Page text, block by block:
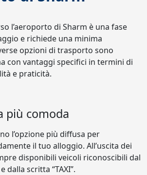
l’aeroporto di Sharm è una fase
e richiede una minima
opzioni di trasporto sono
con vantaggi specifici in termini di
e praticità.
più comoda
l’opzione più diffusa per
il tuo alloggio. All’uscita dei
disponibili veicoli riconoscibili dal
dalla scritta “TAXI”.